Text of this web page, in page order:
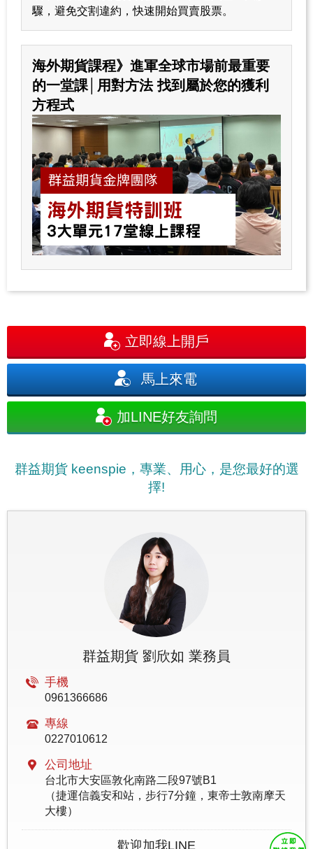
驟，避免交割違約，快速開始買賣股票。
海外期貨課程》進軍全球市場前最重要
的一堂課│用對方法 找到屬於您的獲利
方程式
立即線上開戶
馬上來電
加LINE好友詢問
群益期貨 keenspie，專業、用心，是您最好的選
擇!
群益期貨 劉欣如 業務員
手機
0961366686
專線
0227010612
公司地址
台北市大安區敦化南路二段97號B1
（捷運信義安和站，步行7分鐘，東帝士敦南摩天
大樓）
歡迎加我LINE